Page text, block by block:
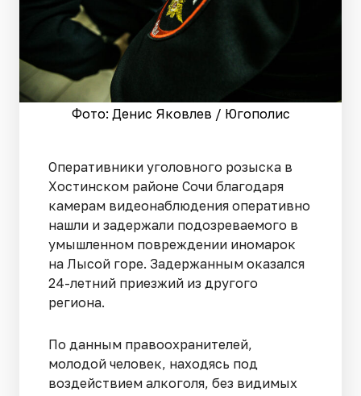
Фото: Денис Яковлев / Югополис
Оперативники уголовного розыска в
Хостинском районе Сочи благодаря
камерам видеонаблюдения оперативно
нашли и задержали подозреваемого в
умышленном повреждении иномарок
на Лысой горе. Задержанным оказался
24-летний приезжий из другого
региона.
По данным правоохранителей,
молодой человек, находясь под
воздействием алкоголя, без видимых